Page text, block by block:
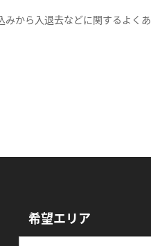
みから入退去などに関するよくあ
希望エリア